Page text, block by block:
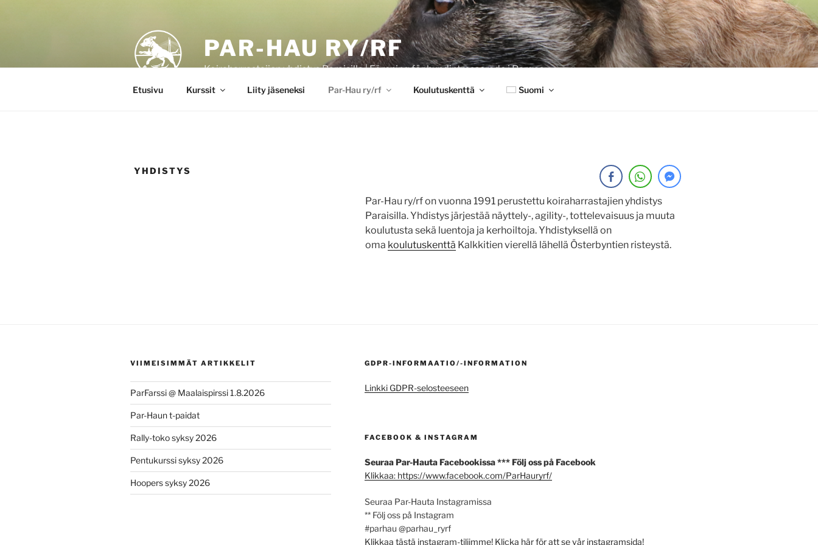
PAR-HAU RY/RF
Koiraharrastajien yhdistys Paraisilla | Förening för hundintresserade i Pargas
Etusivu Kurssit Liity jäseneksi Par-Hau ry/rf Koulutuskenttä Suomi
YHDISTYS
Par-Hau ry/rf on vuonna 1991 perustettu koiraharrastajien yhdistys
Paraisilla. Yhdistys järjestää näyttely-, agility-, tottelevaisuus ja muuta
koulutusta sekä luentoja ja kerhoiltoja. Yhdistyksellä on
oma koulutuskenttä Kalkkitien vierellä lähellä Österbyntien risteystä.
VIIMEISIMMÄT ARTIKKELIT
ParFarssi @ Maalaispirssi 1.8.2026
Par-Haun t-paidat
Rally-toko syksy 2026
Pentukurssi syksy 2026
Hoopers syksy 2026
GDPR-INFORMAATIO/-INFORMATION
Linkki GDPR-selosteeseen
FACEBOOK & INSTAGRAM
Seuraa Par-Hauta Facebookissa *** Följ oss på Facebook
Klikkaa: https://www.facebook.com/ParHauryrf/
Seuraa Par-Hauta Instagramissa
** Följ oss på Instagram
#parhau @parhau_ryrf
Klikkaa tästä instagram-tiliimme! Klicka här för att se vår instagramsida!